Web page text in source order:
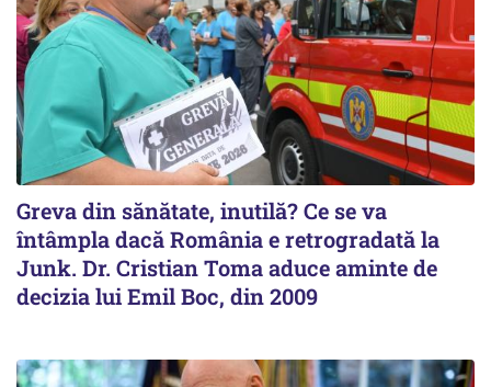
Greva din sănătate, inutilă? Ce se va
întâmpla dacă România e retrogradată la
Junk. Dr. Cristian Toma aduce aminte de
decizia lui Emil Boc, din 2009